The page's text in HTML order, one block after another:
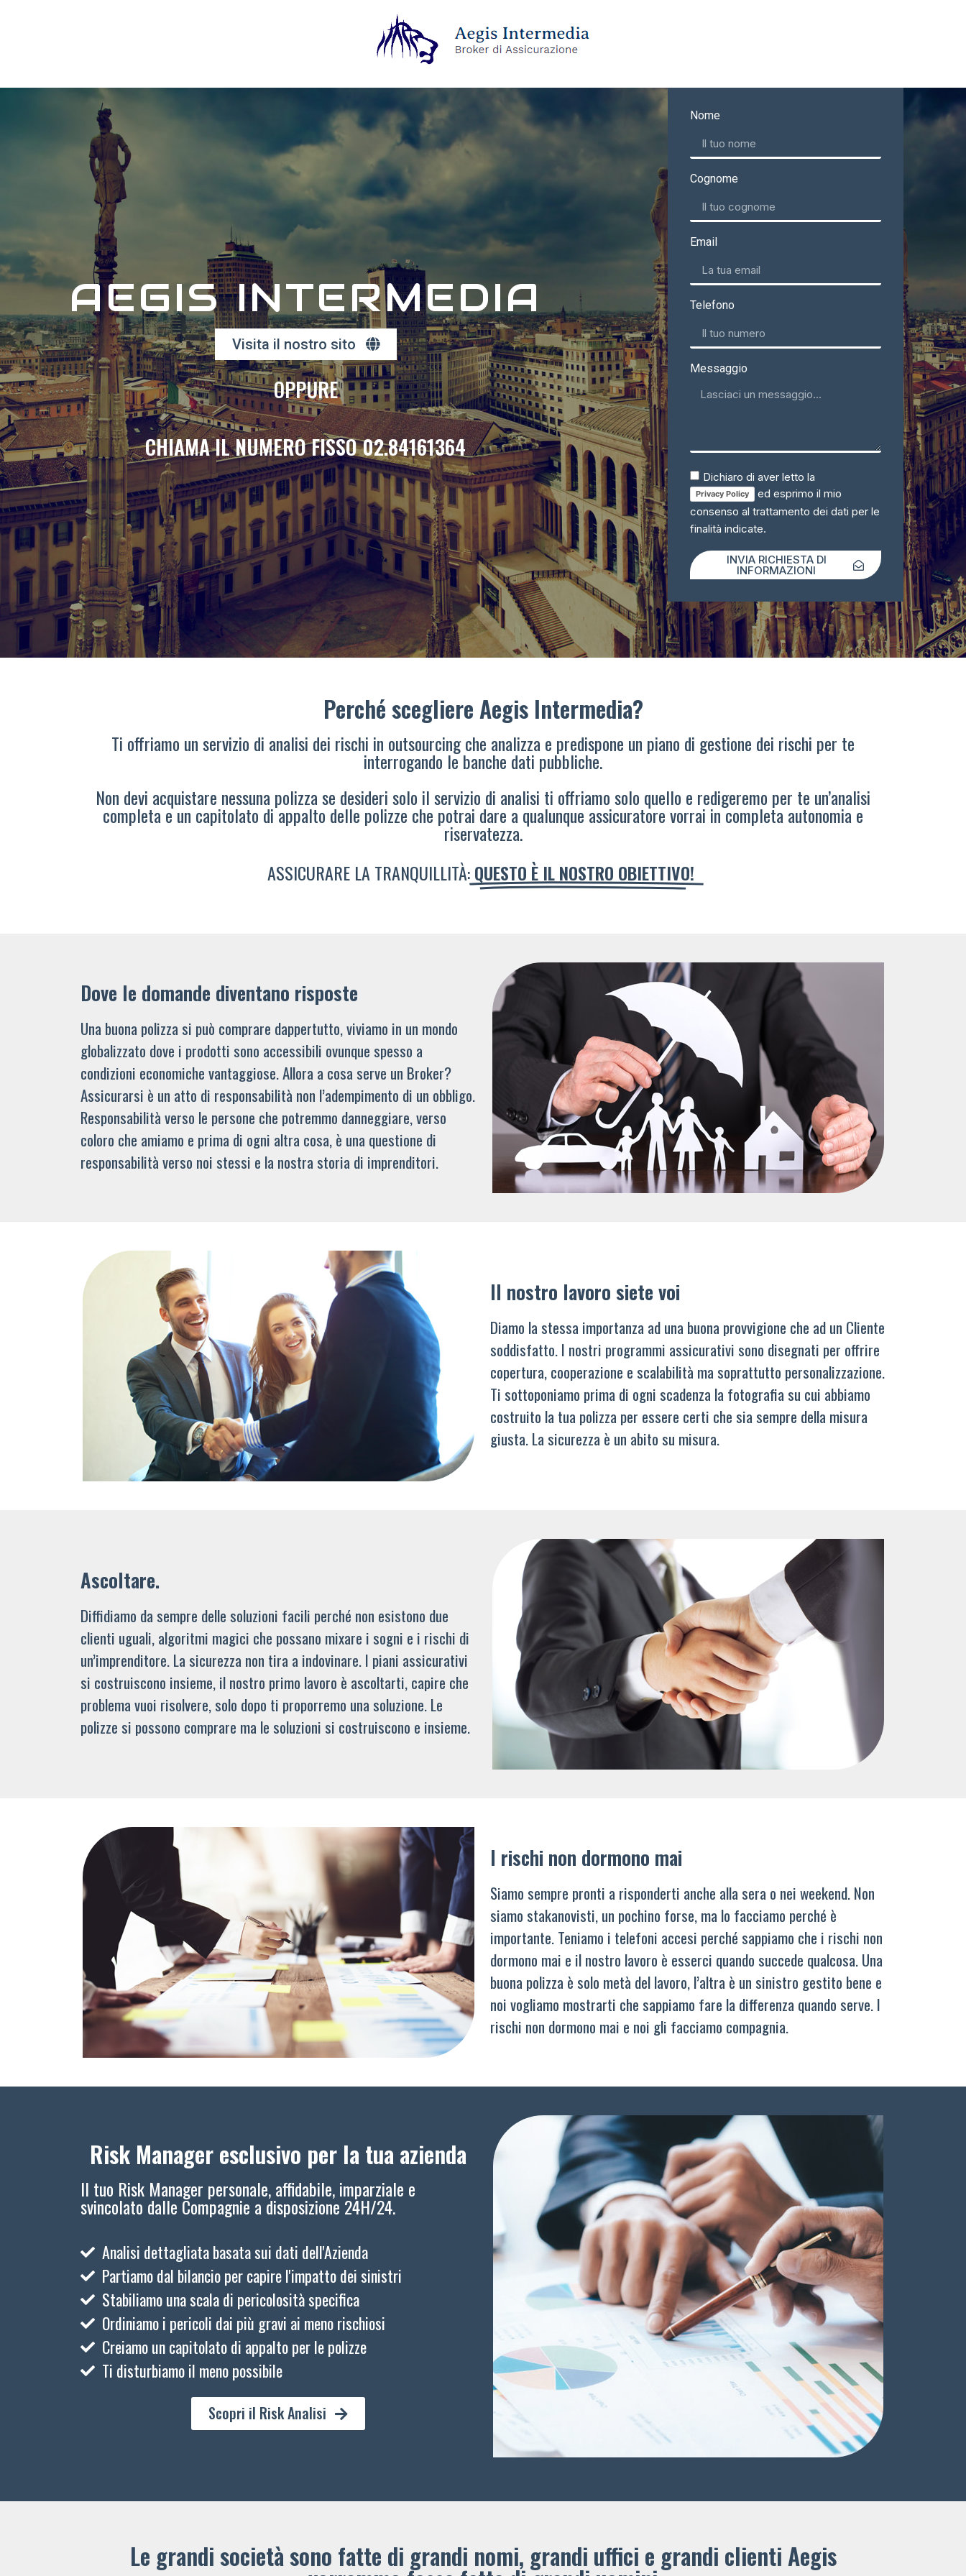
AEGIS INTERMEDIA
Visita il nostro sito
OPPURE
CHIAMA IL NUMERO FISSO 02.84161364
Nome
Cognome
Email
Telefono
Messaggio
Dichiaro di aver letto la
Privacy Policy
ed esprimo il mio
consenso al trattamento dei dati per le
finalità indicate.
INVIA RICHIESTA DI
INFORMAZIONI
Perché scegliere Aegis Intermedia?
Ti offriamo un servizio di analisi dei rischi in outsourcing che analizza e predispone un piano di gestione dei rischi per te
interrogando le banche dati pubbliche.
Non devi acquistare nessuna polizza se desideri solo il servizio di analisi ti offriamo solo quello e redigeremo per te un’analisi
completa e un capitolato di appalto delle polizze che potrai dare a qualunque assicuratore vorrai in completa autonomia e
riservatezza.
ASSICURARE LA TRANQUILLITÀ:QUESTO È IL NOSTRO OBIETTIVO!
Dove le domande diventano risposte
Una buona polizza si può comprare dappertutto, viviamo in un mondo
globalizzato dove i prodotti sono accessibili ovunque spesso a
condizioni economiche vantaggiose. Allora a cosa serve un Broker?
Assicurarsi è un atto di responsabilità non l’adempimento di un obbligo.
Responsabilità verso le persone che potremmo danneggiare, verso
coloro che amiamo e prima di ogni altra cosa, è una questione di
responsabilità verso noi stessi e la nostra storia di imprenditori.
Il nostro lavoro siete voi
Diamo la stessa importanza ad una buona provvigione che ad un Cliente
soddisfatto. I nostri programmi assicurativi sono disegnati per offrire
copertura, cooperazione e scalabilità ma soprattutto personalizzazione.
Ti sottoponiamo prima di ogni scadenza la fotografia su cui abbiamo
costruito la tua polizza per essere certi che sia sempre della misura
giusta. La sicurezza è un abito su misura.
Ascoltare.
Diffidiamo da sempre delle soluzioni facili perché non esistono due
clienti uguali, algoritmi magici che possano mixare i sogni e i rischi di
un’imprenditore. La sicurezza non tira a indovinare. I piani assicurativi
si costruiscono insieme, il nostro primo lavoro è ascoltarti, capire che
problema vuoi risolvere, solo dopo ti proporremo una soluzione. Le
polizze si possono comprare ma le soluzioni si costruiscono e insieme.
I rischi non dormono mai
Siamo sempre pronti a risponderti anche alla sera o nei weekend. Non
siamo stakanovisti, un pochino forse, ma lo facciamo perché è
importante. Teniamo i telefoni accesi perché sappiamo che i rischi non
dormono mai e il nostro lavoro è esserci quando succede qualcosa. Una
buona polizza è solo metà del lavoro, l’altra è un sinistro gestito bene e
noi vogliamo mostrarti che sappiamo fare la differenza quando serve. I
rischi non dormono mai e noi gli facciamo compagnia.
Risk Manager esclusivo per la tua azienda
Il tuo Risk Manager personale, affidabile, imparziale e
svincolato dalle Compagnie a disposizione 24H/24.
Analisi dettagliata basata sui dati dell'Azienda
Partiamo dal bilancio per capire l'impatto dei sinistri
Stabiliamo una scala di pericolosità specifica
Ordiniamo i pericoli dai più gravi ai meno rischiosi
Creiamo un capitolato di appalto per le polizze
Ti disturbiamo il meno possibile
Scopri il Risk Analisi
Le grandi società sono fatte di grandi nomi, grandi uffici e grandi clienti ​Aegis